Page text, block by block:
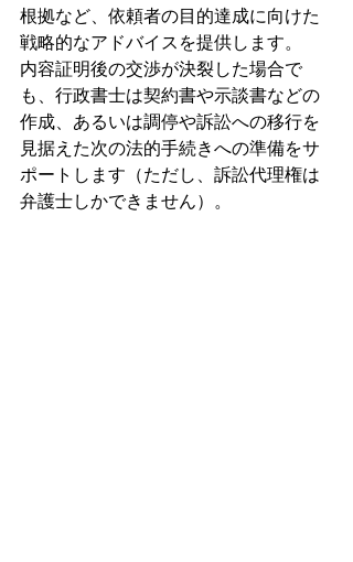
根拠など、依頼者の目的達成に向けた
戦略的なアドバイスを提供します。
内容証明後の交渉が決裂した場合で
も、行政書士は契約書や示談書などの
作成、あるいは調停や訴訟への移行を
見据えた次の法的手続きへの準備をサ
ポートします（ただし、訴訟代理権は
弁護士しかできません）。